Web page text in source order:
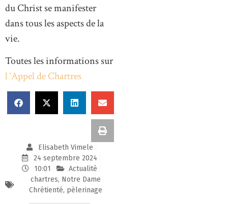
du Christ se manifester
dans tous les aspects de la
vie.
Toutes les informations sur
l ‘Appel de Chartres
Elisabeth Vimele
24 septembre 2024
10:01
Actualité
chartres, Notre Dame
Chrétienté, pèlerinage